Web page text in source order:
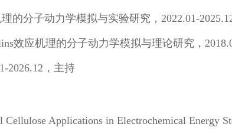
的分子动力学模拟与实验研究，2022.01-
效应机理的分子动力学模拟与理论研究，
2026.12，主持
Cellulose Applications in Electrochemical Energy